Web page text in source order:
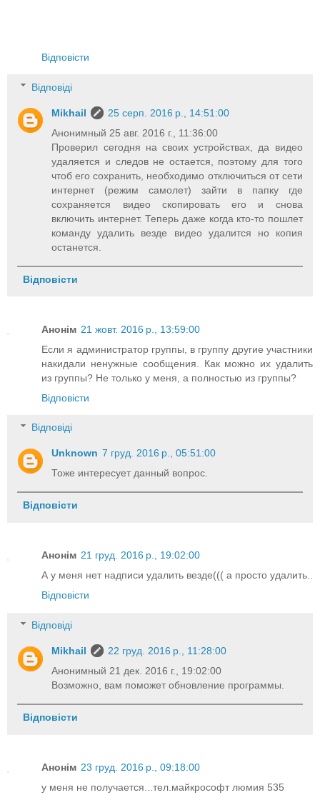
Відповісти
Відповіді
Mikhail
25 серп. 2016 р., 14:51:00
Анонимный 25 авг. 2016 г., 11:36:00
Проверил сегодня на своих устройствах, да видео
удаляется и следов не остается, поэтому для того
чтоб его сохранить, необходимо отключиться от сети
интернет (режим самолет) зайти в папку где
сохраняется видео скопировать его и снова
включить интернет. Теперь даже когда кто-то пошлет
команду удалить везде видео удалится но копия
останется.
Відповісти
Анонім 21 жовт. 2016 р., 13:59:00
Если я администратор группы, в группу другие участники
накидали ненужные сообщения. Как можно их удалить
из группы? Не только у меня, а полностью из группы?
Відповісти
Відповіді
Unknown 7 груд. 2016 р., 05:51:00
Тоже интересует данный вопрос.
Відповісти
Анонім 21 груд. 2016 р., 19:02:00
А у меня нет надписи удалить везде((( а просто удалить..
Відповісти
Відповіді
Mikhail
22 груд. 2016 р., 11:28:00
Анонимный 21 дек. 2016 г., 19:02:00
Возможно, вам поможет обновление программы.
Відповісти
Анонім 23 груд. 2016 р., 09:18:00
у меня не получается...тел.майкрософт люмия 535